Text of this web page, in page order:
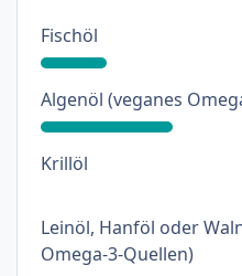
Fischöl: 16%
Algenöl (veganes
Krillöl: 0%
Leinöl, Hanföl oder
Omega-3-Quellen): 19%